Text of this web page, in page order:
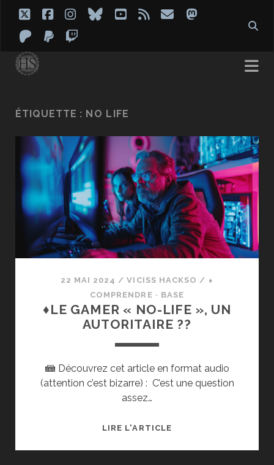
twitterfacebook
instagram
blueskyyoutube
rss emailmastodon
patreon
paypal
ÉTIQUETTE : NO LIFE
22 MAI 2024 /VICISS HACKSO / ⬧
COMPRENDRE · BASE
♦LE GAMER « NO-LIFE », UN
AUTORITAIRE ??
📾 Découvrez cet article en format audio
(attention c’est bizarre) : C’est une question
assez…
LIRE L'ARTICLE♦LE